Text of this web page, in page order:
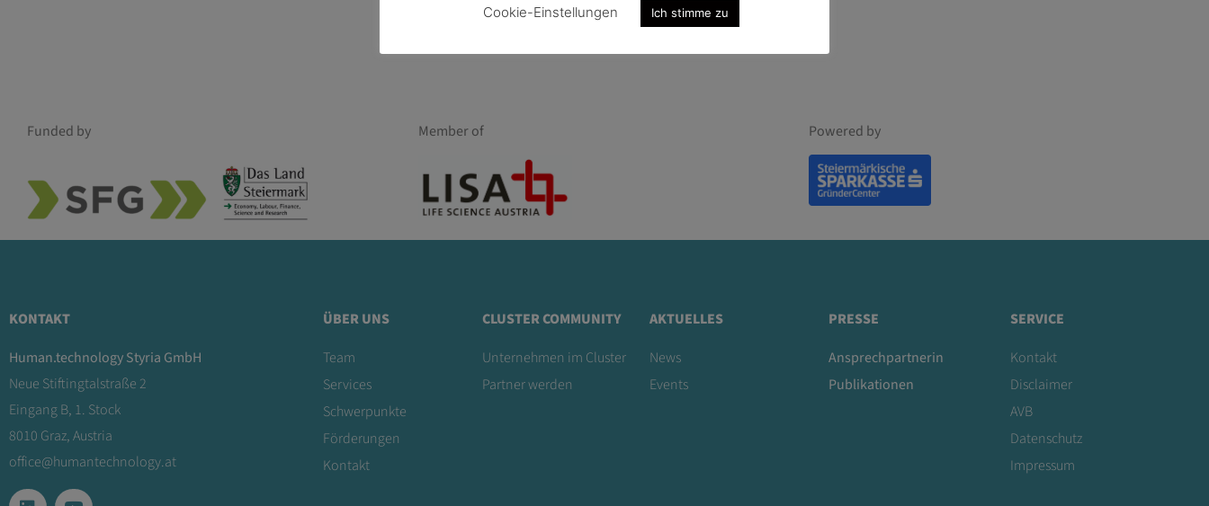
Funded by Member of Powered by
KONTAKT
Human.technology Styria GmbH
Neue Stiftingtalstraße 2
Eingang B, 1. Stock
8010 Graz, Austria
office@humantechnology.at
ÜBER UNS
Team
Services
Schwerpunkte
Förderungen
Kontakt
CLUSTER COMMUNITY
Unternehmen im Cluster
Partner werden
AKTUELLES
News
Events
PRESSE
Ansprechpartnerin
Publikationen
SERVICE
Kontakt
Disclaimer
AVB
Datenschutz
Impressum
Cookie-Einstellungen
Ich stimme zu